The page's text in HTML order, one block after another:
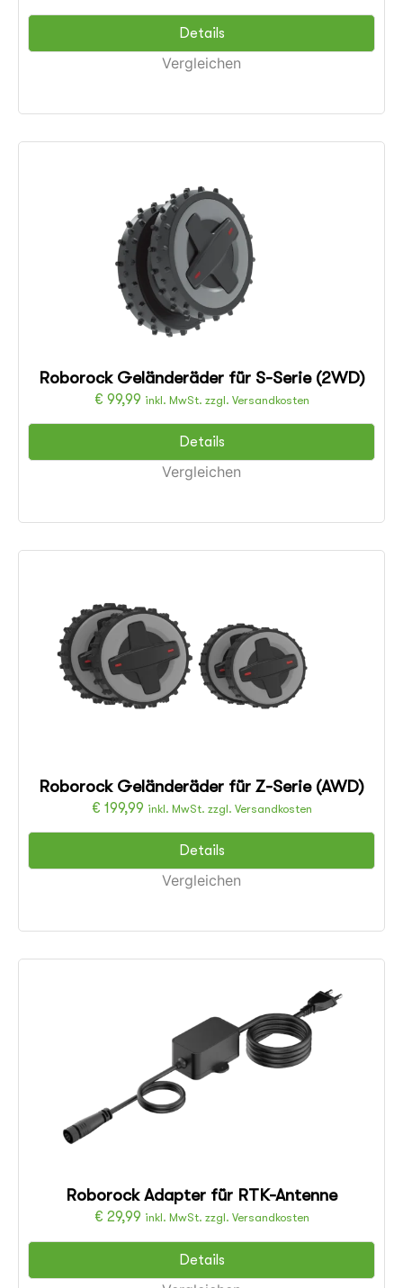
Details
Vergleichen
Roborock Geländeräder für S-Serie (2WD)
€ 99,99 inkl. MwSt. zzgl. Versandkosten
Details
Vergleichen
Roborock Geländeräder für Z-Serie (AWD)
€ 199,99 inkl. MwSt. zzgl. Versandkosten
Details
Vergleichen
Roborock Adapter für RTK-Antenne
€ 29,99 inkl. MwSt. zzgl. Versandkosten
Details